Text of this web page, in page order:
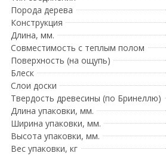
Порода дерева
Конструкция
Длина, мм.
Совместимость с теплым полом
Поверхность (на ощупь)
Блеск
Слои доски
Твердость древесины (по Бринеллю)
Длина упаковки, мм.
Ширина упаковки, мм.
Высота упаковки, мм.
Вес упаковки, кг